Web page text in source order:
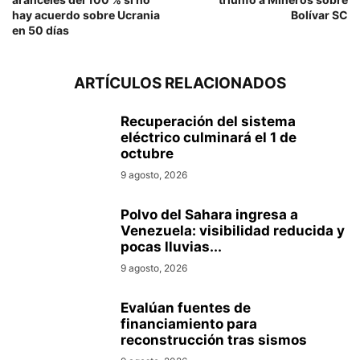
hay acuerdo sobre Ucrania
en 50 días
Bolívar SC
ARTÍCULOS RELACIONADOS
Recuperación del sistema
eléctrico culminará el 1 de
octubre
9 agosto, 2026
Polvo del Sahara ingresa a
Venezuela: visibilidad reducida y
pocas lluvias...
9 agosto, 2026
Evalúan fuentes de
financiamiento para
reconstrucción tras sismos